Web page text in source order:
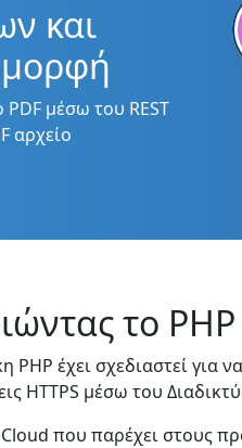
και
μορφή
μέσω του REST
αρχείο
το PHP
έχει σχεδιαστεί για
HTTPS μέσω του
που παρέχει στους